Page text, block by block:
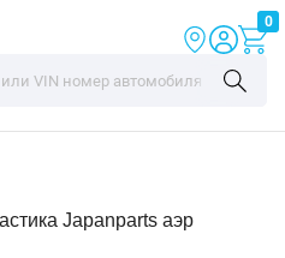
0
Japanparts аэр